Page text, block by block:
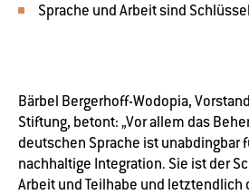
Sprache und Arbeit sind
Bärbel Bergerhoff-Wodopia,
Stiftung, betont: „Vor allem das
deutschen Sprache ist unabdingbar
nachhaltige Integration. Sie ist der
Arbeit und Teilhabe und letztendlich